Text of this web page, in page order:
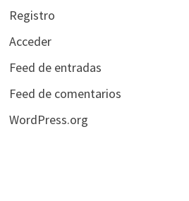
Registro
Acceder
Feed de entradas
Feed de comentarios
WordPress.org